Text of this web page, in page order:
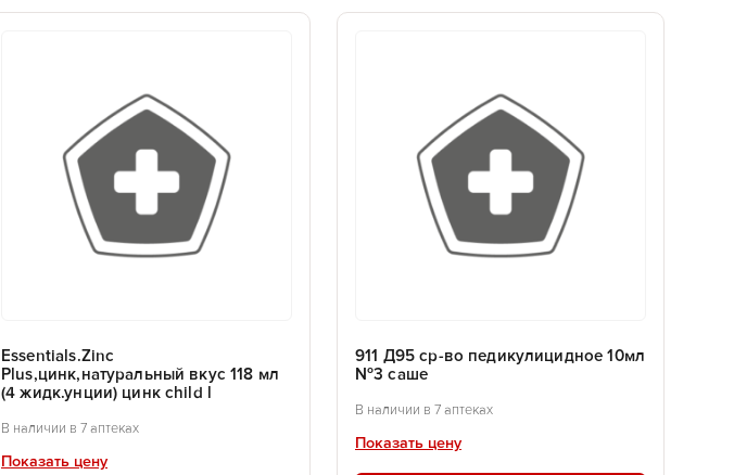
Essentials.Zinc
Plus,цинк,натуральный вкус 118 мл
(4 жидк.унции) цинк child l
В наличии в 7 аптеках
Показать цену
911 Д95 ср-во педикулицидное 10мл
№3 саше
В наличии в 7 аптеках
Показать цену